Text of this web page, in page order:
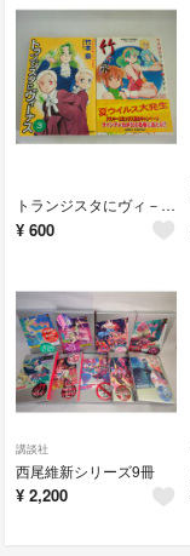
トランジスタにヴィ－ナス、てきぱきワーキン♡ラブ1
¥ 600
講談社
西尾維新シリーズ9冊
¥ 2,200